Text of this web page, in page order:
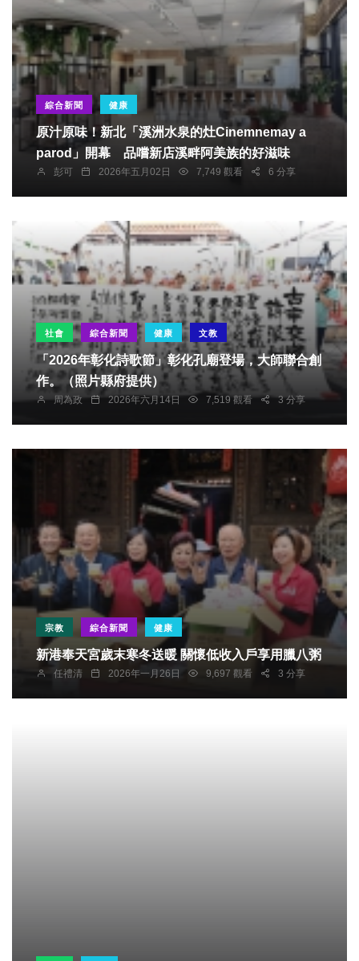
綜合新聞 健康
原汁原味！新北「溪洲水泉的灶Cinemnemay a
parod」開幕 品嚐新店溪畔阿美族的好滋味
彭可 2026年五月02日 7,749 觀看 6 分享
社會 綜合新聞 健康 文教
「2026年彰化詩歌節」彰化孔廟登場，大師聯合創
作。（照片縣府提供）
周為政 2026年六月14日 7,519 觀看 3 分享
宗教 綜合新聞 健康
新港奉天宮歲末寒冬送暖 關懷低收入戶享用臘八粥
任禮清 2026年一月26日 9,697 觀看 3 分享